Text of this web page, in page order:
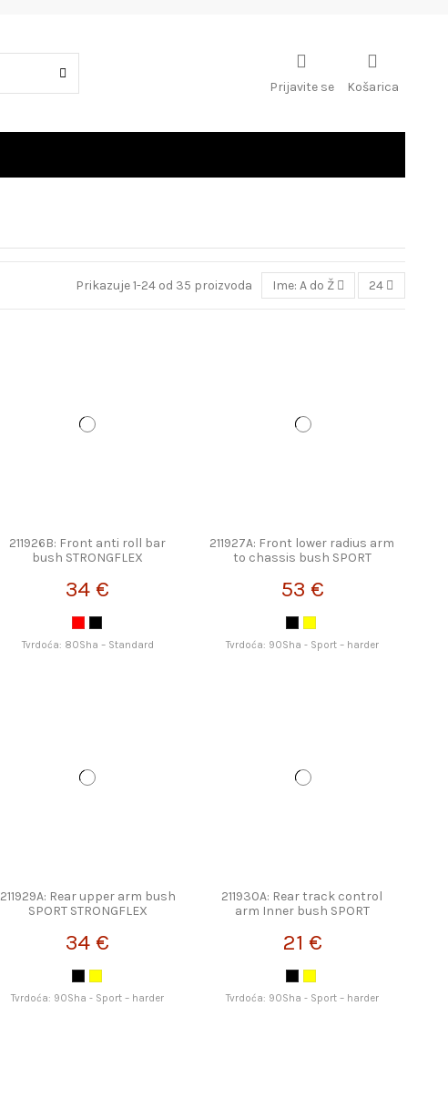
Prijavite se Košarica
Prikazuje 1-24 od 35 proizvoda Ime: A do Ž 24
211926B: Front anti roll bar
bush STRONGFLEX
34 €
Tvrdoća: 80Sha – Standard
211927A: Front lower radius arm
to chassis bush SPORT
53 €
Tvrdoća: 90Sha - Sport – harder
211929A: Rear upper arm bush
SPORT STRONGFLEX
34 €
Tvrdoća: 90Sha - Sport – harder
211930A: Rear track control
arm Inner bush SPORT
21 €
Tvrdoća: 90Sha - Sport – harder